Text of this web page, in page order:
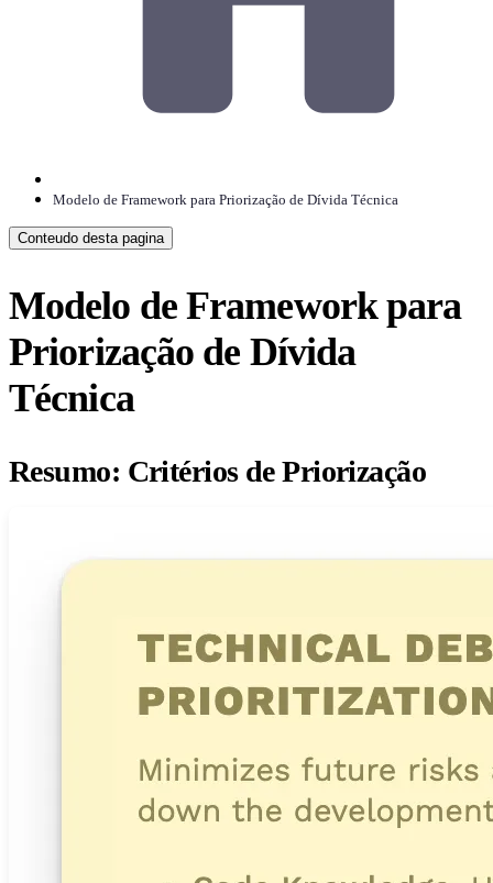
Modelo de Framework para Priorização de Dívida Técnica
Conteudo desta pagina
Modelo de Framework para
Priorização de Dívida
Técnica
Resumo: Critérios de Priorização